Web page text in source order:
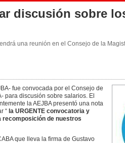
discusión sobre
una reunión en el Consejo de la
fue convocada por el Consejo de
para discusión sobre salarios. El
la AEJBA presentó una nota
“ la URGENTE convocatoria y
recomposición de nuestros
que lleva la firma de Gustavo